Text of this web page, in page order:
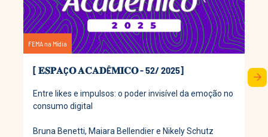
FEMA na Mídia
[ 𝐄𝐒𝐏𝐀Ç𝐎 𝐀𝐂𝐀𝐃Ê𝐌𝐈𝐂𝐎 - 52/ 2025]
Entre likes e impulsos: o poder invisível da emoção no
consumo digital
Bruna Benetti, Maiara Bellendier e Nikely Schutz
arrow_forward